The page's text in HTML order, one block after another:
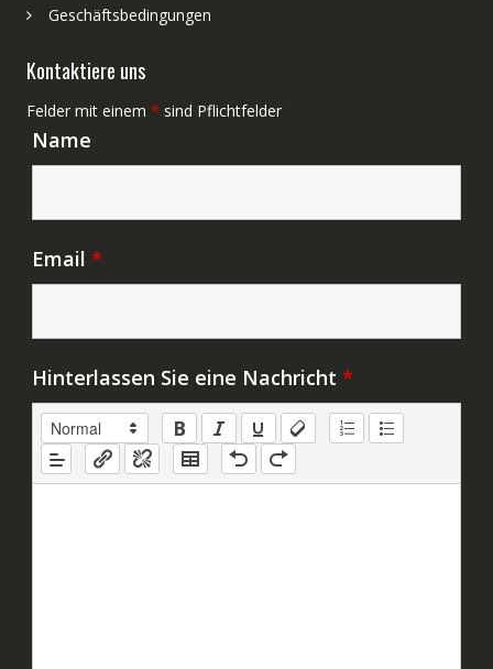
Geschäftsbedingungen
Kontaktiere uns
Felder mit einem * sind Pflichtfelder
Name
Email *
Hinterlassen Sie eine Nachricht *